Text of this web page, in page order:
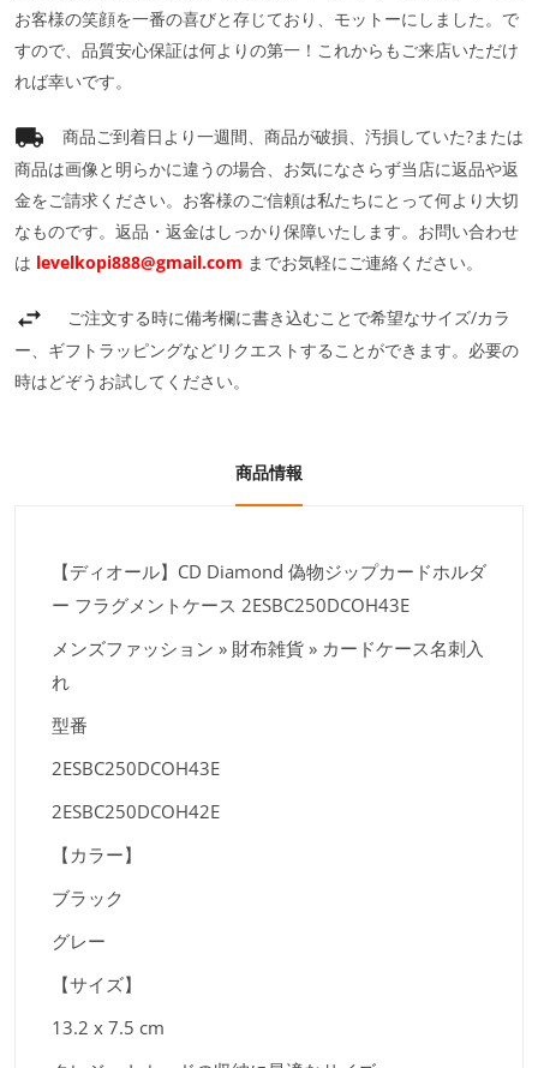
お客様の笑顔を一番の喜びと存じており、モットーにしました。で
すので、品質安心保証は何よりの第一！これからもご来店いただけ
れば幸いです。
商品ご到着日より一週間、商品が破損、汚損していた?または
商品は画像と明らかに違うの場合、お気になさらず当店に返品や返
金をご請求ください。お客様のご信頼は私たちにとって何より大切
なものです。返品・返金はしっかり保障いたします。お問い合わせ
は levelkopi888@gmail.com までお気軽にご連絡ください。
ご注文する時に備考欄に書き込むことで希望なサイズ/カラ
ー、ギフトラッピングなどリクエストすることができます。必要の
時はどぞうお試してください。
商品情報
【ディオール】CD Diamond 偽物ジップカードホルダ
ー フラグメントケース 2ESBC250DCOH43E
メンズファッション » 財布雑貨 » カードケース名刺入
れ
型番
2ESBC250DCOH43E
2ESBC250DCOH42E
【カラー】
ブラック
グレー
【サイズ】
13.2 x 7.5 cm